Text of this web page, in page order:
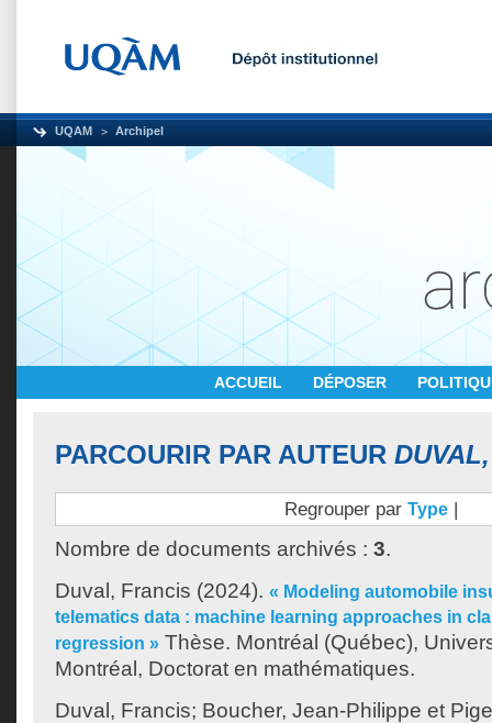
UQAM Archipel
ACCUEIL DÉPOSER
PARCOURIR PAR AUTEUR
Regrouper par Type |
Nombre de documents archivés : 3.
Duval, Francis (2024). « Modeling automobile
telematics data : machine learning approaches in
regression » Thèse. Montréal (Québec),
Montréal, Doctorat en mathématiques.
Duval, Francis; Boucher, Jean-Philippe et